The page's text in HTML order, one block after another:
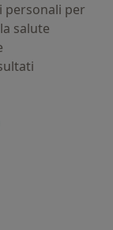
per
salute